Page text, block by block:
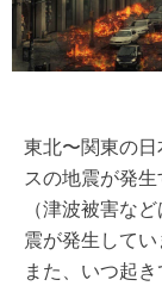
東北〜関東の
スの地震が発
（津波被害な
震が発生してい
また、いつ起